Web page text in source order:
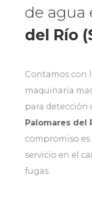
de agua
del Río
Contamos con
maquinaria
para detección
Palomares del
compromiso
servicio en el
fugas.